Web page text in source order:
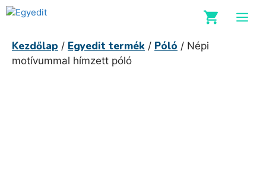
Kilépés
Kezdőlap / Egyedit termék / Póló / Népi
motívummal hímzett póló